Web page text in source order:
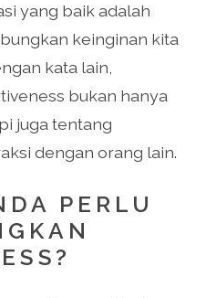
yang baik adalah
keinginan kita
kata lain,
bukan hanya
juga tentang
dengan orang lain.
PERLU